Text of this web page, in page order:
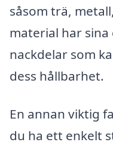
såsom trä,
material har
nackdelar som
dess hållbarhet.
En annan viktig
du ha ett enkelt